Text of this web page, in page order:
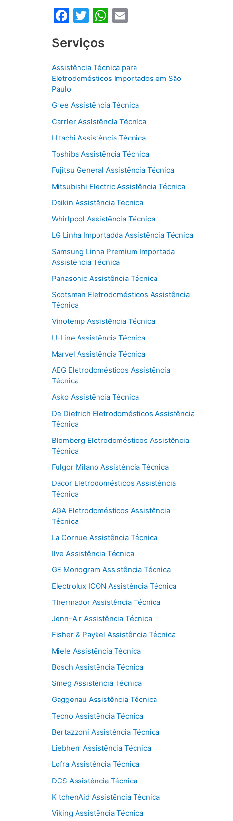
F
c
e
b
o
o
k
T
itt
er
W
s
A
p
l
Serviços
Assistência Técnica para
Eletrodomésticos Importados em São
Paulo
Gree Assistência Técnica
Carrier Assistência Técnica
Hitachi Assistência Técnica
Toshiba Assistência Técnica
Fujitsu General Assistência Técnica
Mitsubishi Electric Assistência Técnica
Daikin Assistência Técnica
Whirlpool Assistência Técnica
LG Linha Importadda Assistência Técnica
Samsung Linha Premium Importada
Assistência Técnica
Panasonic Assistência Técnica
Scotsman Eletrodomésticos Assistência
Técnica
Vinotemp Assistência Técnica
U-Line Assistência Técnica
Marvel Assistência Técnica
AEG Eletrodomésticos Assistência
Técnica
Asko Assistência Técnica
De Dietrich Eletrodomésticos Assistência
Técnica
Blomberg Eletrodomésticos Assistência
Técnica
Fulgor Milano Assistência Técnica
Dacor Eletrodomésticos Assistência
Técnica
AGA Eletrodomésticos Assistência
Técnica
La Cornue Assistência Técnica
Ilve Assistência Técnica
GE Monogram Assistência Técnica
Electrolux ICON Assistência Técnica
Thermador Assistência Técnica
Jenn-Air Assistência Técnica
Fisher & Paykel Assistência Técnica
Miele Assistência Técnica
Bosch Assistência Técnica
Smeg Assistência Técnica
Gaggenau Assistência Técnica
Tecno Assistência Técnica
Bertazzoni Assistência Técnica
Liebherr Assistência Técnica
Lofra Assistência Técnica
DCS Assistência Técnica
KitchenAid Assistência Técnica
Viking Assistência Técnica